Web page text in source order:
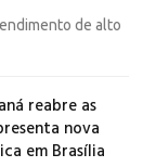
de alto
reabre as
nova
em Brasília